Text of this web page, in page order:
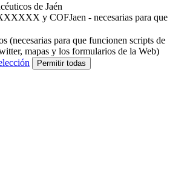
de Jaén
y COFJaen - necesarias para que
(necesarias para que funcionen scripts de
mapas y los formularios de la Web)